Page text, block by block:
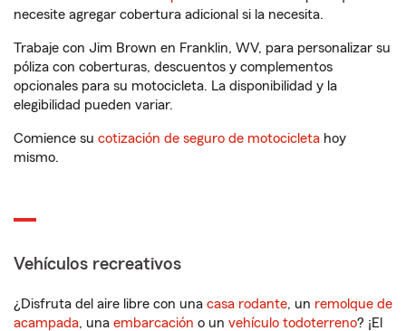
necesite agregar cobertura adicional si la necesita.
Trabaje con Jim Brown en Franklin, WV, para personalizar su
póliza con coberturas, descuentos y complementos
opcionales para su motocicleta. La disponibilidad y la
elegibilidad pueden variar.
Comience su cotización de seguro de motocicleta hoy
mismo.
Vehículos recreativos
¿Disfruta del aire libre con una casa rodante, un remolque de
acampada, una embarcación o un vehículo todoterreno? ¡El